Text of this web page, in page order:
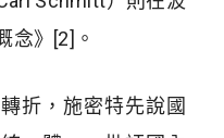
念》 [2]。
折，施密特先說國